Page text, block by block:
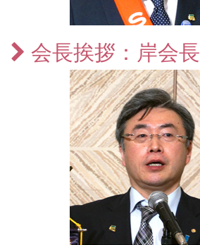
会長挨拶：岸会長